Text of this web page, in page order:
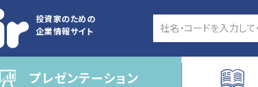
投資家のための
企業情報サイト
プレゼンテーション